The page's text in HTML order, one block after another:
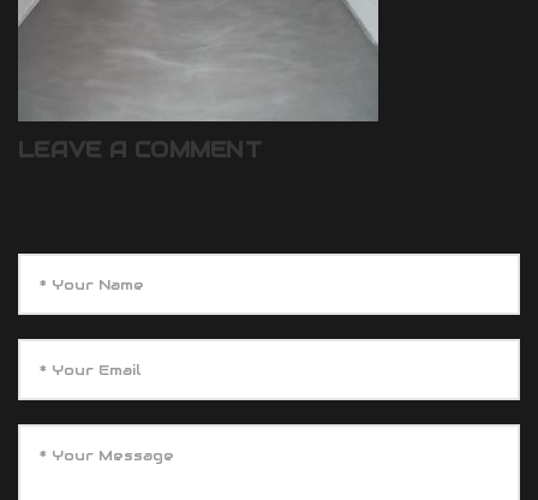
LEAVE A COMMENT